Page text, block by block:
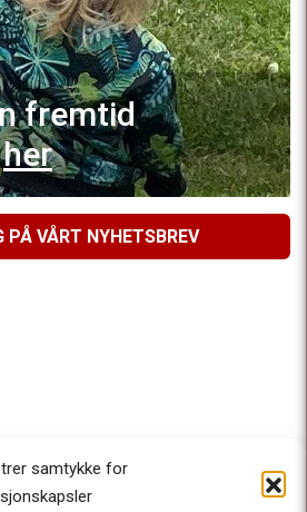
samtykke for
fremtid
her
PÅ VÅRT NYHETSBREV